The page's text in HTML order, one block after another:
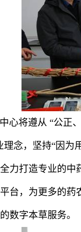
心将遵从 “公正
理念，坚持“因为
全力打造专业的中
台，为更多的药
数字本草服务。